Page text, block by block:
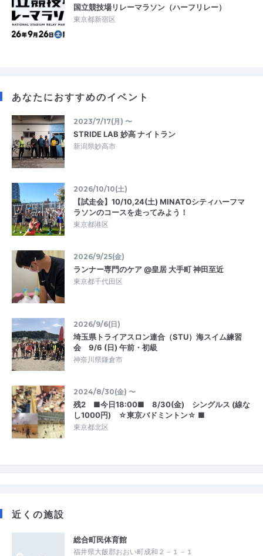
国立競技場リレーマラソン（ハーフリレー）
東京都新宿区
あなたにおすすめのイベント
2023/7/17(月) 〜
STRIDE LAB 妙高 ナイトラン
新潟県妙高市
2026/10/10(土)
【試走会】10/10,24(土) MINATOシティハーフマ
ラソンのコースを走ってみよう！
東京都港区
2026/9/25(金)
ランナー専門のケア @皇居 大手町 神田至近
東京都千代田区
2026/9/6(日)
埼玉県トライアスロン連合（STU）海スイム練習
会 9/6 (日) 午前・初級
神奈川県鎌倉市
2024/8/30(金) 〜
残2 ■今日18:00■ 8/30(金) シングルス (線な
し1000円) ☆東京バドミントン☆ ■
東京都北区
近くの施設
総合町民体育館
福井県大飯郡おおい町成和２－１－１